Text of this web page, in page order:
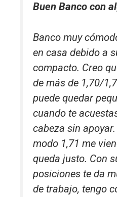
Buen Banco con
Banco muy
en casa debido a
compacto. Creo
de más de 1,70/
puede quedar
cuando te
cabeza sin
modo 1,71 me
queda justo. Con
posiciones te da
de trabajo, tengo